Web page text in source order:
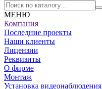
МЕНЮ
Компания
Последние проекты
Наши клиенты
Лицензии
Реквизиты
О фирме
Монтаж
Установка видеонаблюдения